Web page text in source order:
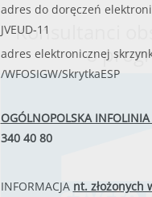
Konsultanci
o
adres do doręczeń
JVEUD-11
adres elektronicznej
/WFOSIGW/SkrytkaESP
OGÓLNOPOLSKA
340 40 80
INFORMACJA nt. złożonych